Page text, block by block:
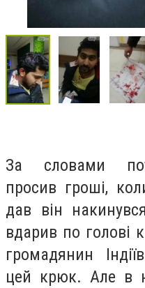
За словами
просив гроші,
дав він
вдарив по голові
громадянин Індії
цей крюк. Але в